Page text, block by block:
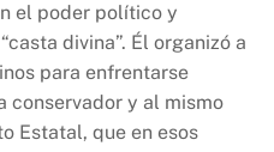
el poder político y
divina”. Él organizó a
para enfrentarse
conservador y al mismo
Estatal, que en esos